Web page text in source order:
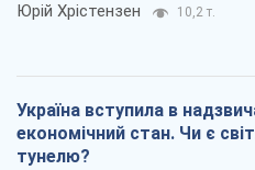
Юрій Хрістензен 10,2 т.
Україна вступила в
економічний стан. Чи є
тунелю?